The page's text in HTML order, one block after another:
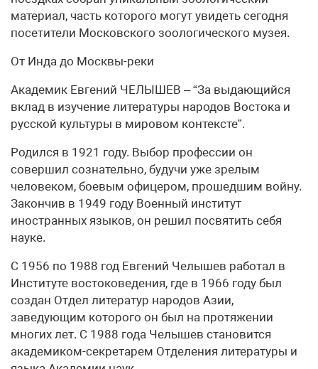
материал, часть которого могут увидеть сегодня
посетители Московского зоологического музея.
От Инда до Москвы-реки
Академик Евгений ЧЕЛЫШЕВ – “За выдающийся
вклад в изучение литературы народов Востока и
русской культуры в мировом контексте”.
Родился в 1921 году. Выбор профессии он
совершил сознательно, будучи уже зрелым
человеком, боевым офицером, прошедшим войну.
Закончив в 1949 году Военный институт
иностранных языков, он решил посвятить себя
науке.
С 1956 по 1988 год Евгений Челышев работал в
Институте востоковедения, где в 1966 году был
создан Отдел литератур народов Азии,
заведующим которого он был на протяжении
многих лет. С 1988 года Челышев становится
академиком-секретарем Отделения литературы и